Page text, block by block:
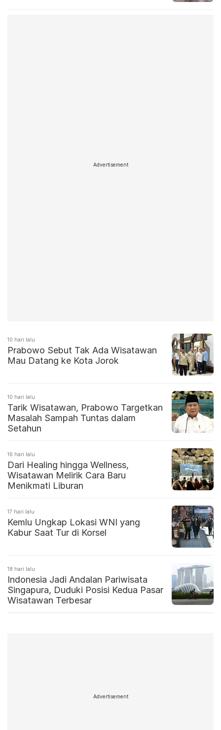
Advertisement
10 hari lalu
Prabowo Sebut Tak Ada Wisatawan
Mau Datang ke Kota Jorok
10 hari lalu
Tarik Wisatawan, Prabowo Targetkan
Masalah Sampah Tuntas dalam
Setahun
16 hari lalu
Dari Healing hingga Wellness,
Wisatawan Melirik Cara Baru
Menikmati Liburan
17 hari lalu
Kemlu Ungkap Lokasi WNI yang
Kabur Saat Tur di Korsel
18 hari lalu
Indonesia Jadi Andalan Pariwisata
Singapura, Duduki Posisi Kedua Pasar
Wisatawan Terbesar
Advertisement